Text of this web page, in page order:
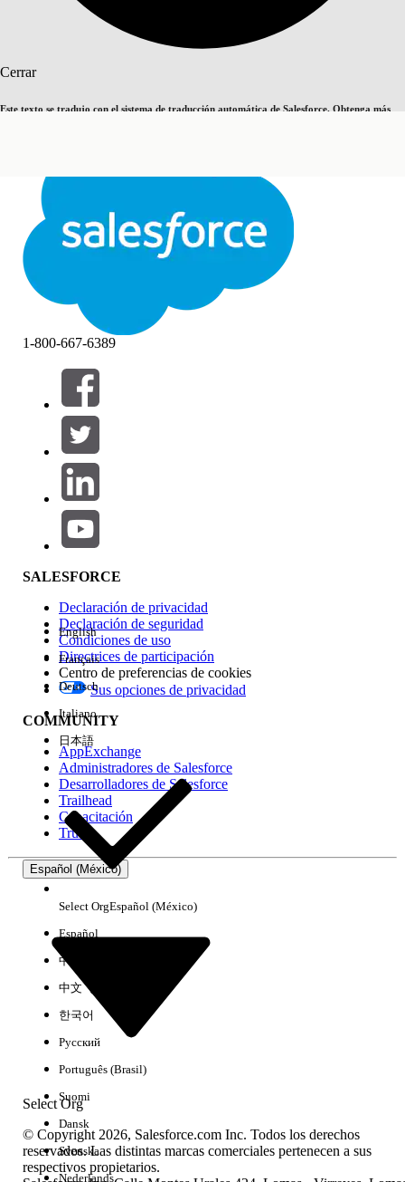
Cerrar
Este texto se tradujo con el sistema de traducción automática de Salesforce. Obtenga más
Cerrar Cerrar
Filtros (0)
SELECCIONAR FILTROS
Área de productos
Repercusión de función
Edición
Experiencia
No hay resultados
1-800-667-6389
SALESFORCE
Declaración de privacidad
Declaración de seguridad
Condiciones de uso
Directrices de participación
Centro de preferencias de cookies
Sus opciones de privacidad
COMMUNITY
AppExchange
Administradores de Salesforce
Desarrolladores de Salesforce
Trailhead
Capacitación
Trust
Español (México)
Select Org
English
Français
Deutsch
Italiano
日本語
Select OrgEspañol (México)
Español
中文（简体）
中文（繁體）
한국어
Русский
Português (Brasil)
Suomi
Dansk
Svenska
Nederlands
© Copyright 2026, Salesforce.com Inc. Todos los derechos
reservados. Las distintas marcas comerciales pertenecen a sus
respectivos propietarios.